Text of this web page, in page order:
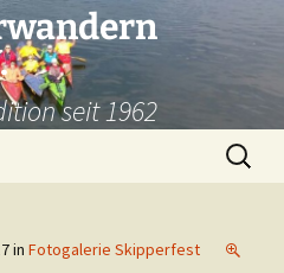
seit 1962
Suchen
nach:
in Fotogalerie Skipperfest